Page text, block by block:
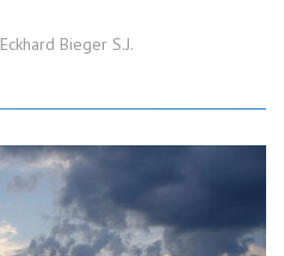
Eckhard Bieger S.J.